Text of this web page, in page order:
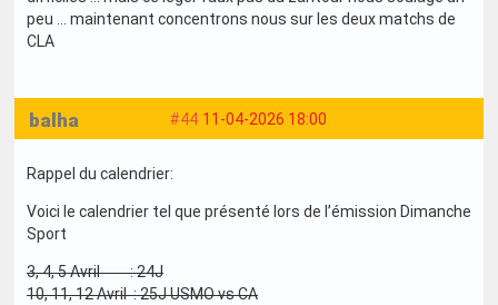
peu … maintenant concentrons nous sur les deux matchs de
CLA
#44 11-04-2026 18:00
balha
Rappel du calendrier:
Voici le calendrier tel que présenté lors de l’émission Dimanche
Sport
3, 4, 5 Avril : 24J
10, 11, 12 Avril : 25J USMO vs CA